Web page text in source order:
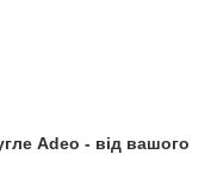
Adeo - від вашого